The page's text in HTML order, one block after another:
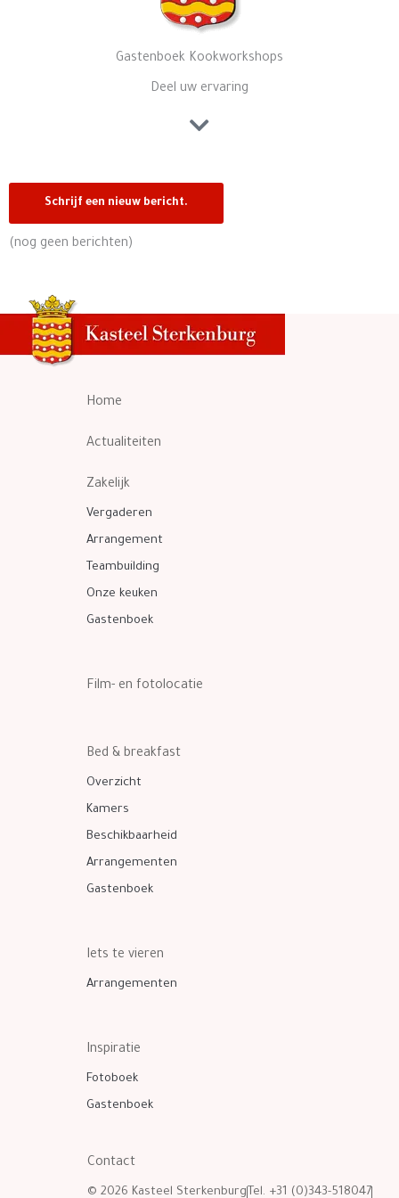
Gastenboek Kookworkshops
Deel uw ervaring
(nog geen berichten)
Home
Actualiteiten
Zakelijk
Vergaderen
Arrangement
Teambuilding
Onze keuken
Gastenboek
Film- en fotolocatie
Bed & breakfast
Overzicht
Kamers
Beschikbaarheid
Arrangementen
Gastenboek
Iets te vieren
Arrangementen
Inspiratie
Fotoboek
Gastenboek
Contact
© 2026 Kasteel Sterkenburg Tel. +31 (0)343-518047